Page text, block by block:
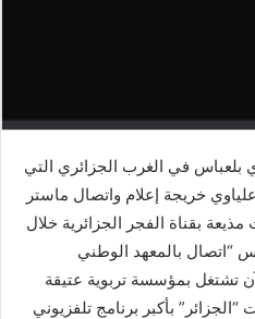
في الغرب الجزائري التي
خريجة إعلام واتصال ماستر
بقناة الفجر الجزائرية خلال
“اتصال بالمعهد الوطني
تشتغل بمؤسسة تربوية عتيقة
ومثلت “الجزائر” بأكبر برنامج تلفزيوني